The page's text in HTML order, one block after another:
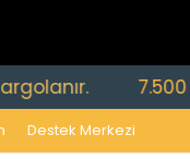
7.500 TL ve
Destek Merkezi